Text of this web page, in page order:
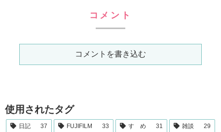
コメント
コメントを書き込む
使用されたタグ
日記 37 FUJIFILM 33 すゝめ 31 雑談 29